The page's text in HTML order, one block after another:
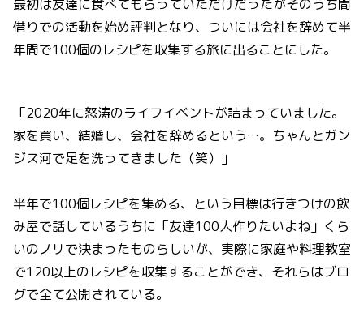
最初は友達に食べてもらっていただけだったがそのうち間
借りでの活動を始め評判となり、ついには会社を辞めて半
年間で100個のレシピを収集する旅に出ることにした。
「2020年に怒涛のライフイベントが詰まっていました。
家を買い、結婚し、会社を辞めるという…。ちゃんとガン
ジス河で足を洗ってきました（笑）」
半年で100個レシピを集める、という目標は行きつけの飲
み屋で話しているうちに「友達100人作りたいよね」くら
いのノリで決まったものらしいが、実際に家庭や料理教室
で120以上のレシピを収集することができ、それらはブロ
グで全て公開されている。